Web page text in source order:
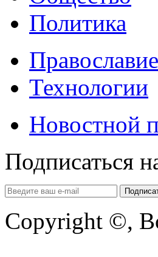
Политика
Православие
Технологии
Новостной
Подписаться
Copyright ©,